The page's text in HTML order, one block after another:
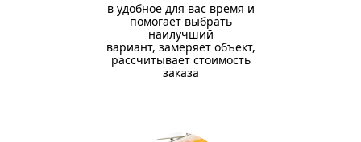
в удобное для вас время и
помогает выбрать
наилучший
вариант, замеряет объект,
рассчитывает стоимость
заказа